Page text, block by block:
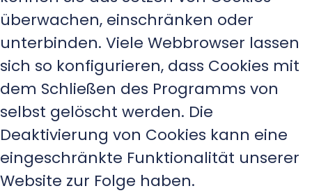
überwachen, einschränken oder
unterbinden. Viele Webbrowser lassen
sich so konfigurieren, dass Cookies mit
dem Schließen des Programms von
selbst gelöscht werden. Die
Deaktivierung von Cookies kann eine
eingeschränkte Funktionalität unserer
Website zur Folge haben.